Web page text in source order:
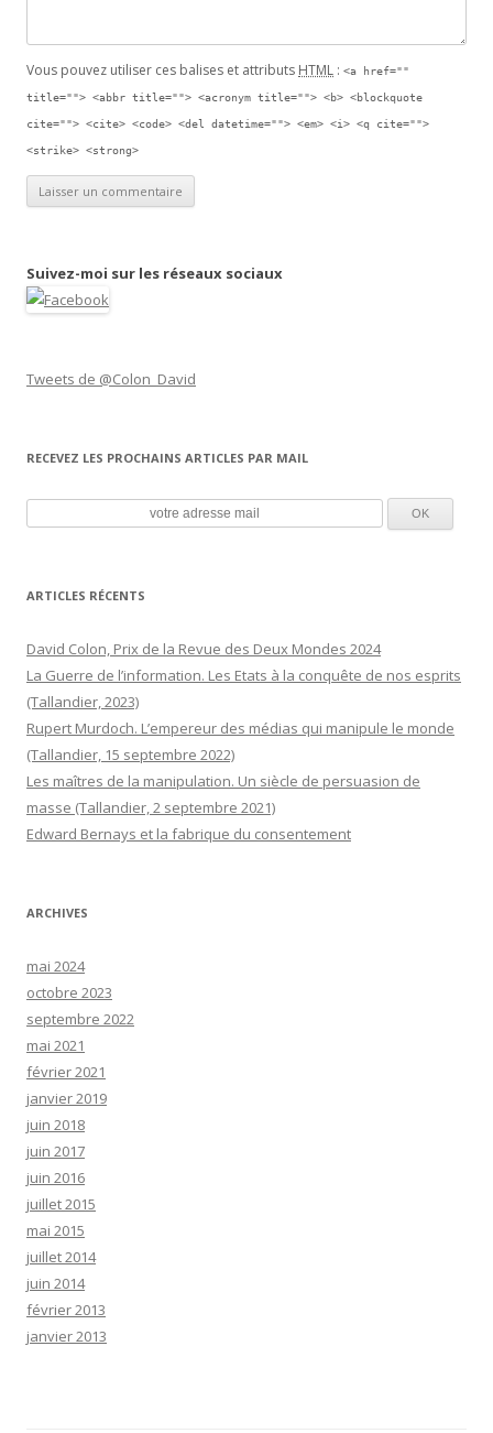
Vous pouvez utiliser ces balises et attributs HTML : <a href=""
title=""> <abbr title=""> <acronym title=""> <b> <blockquote
cite=""> <cite> <code> <del datetime=""> <em> <i> <q cite="">
<strike> <strong>
Suivez-moi sur les réseaux sociaux
Tweets de @Colon_David
RECEVEZ LES PROCHAINS ARTICLES PAR MAIL
ARTICLES RÉCENTS
David Colon, Prix de la Revue des Deux Mondes 2024
La Guerre de l’information. Les Etats à la conquête de nos esprits
(Tallandier, 2023)
Rupert Murdoch. L’empereur des médias qui manipule le monde
(Tallandier, 15 septembre 2022)
Les maîtres de la manipulation. Un siècle de persuasion de
masse (Tallandier, 2 septembre 2021)
Edward Bernays et la fabrique du consentement
ARCHIVES
mai 2024
octobre 2023
septembre 2022
mai 2021
février 2021
janvier 2019
juin 2018
juin 2017
juin 2016
juillet 2015
mai 2015
juillet 2014
juin 2014
février 2013
janvier 2013